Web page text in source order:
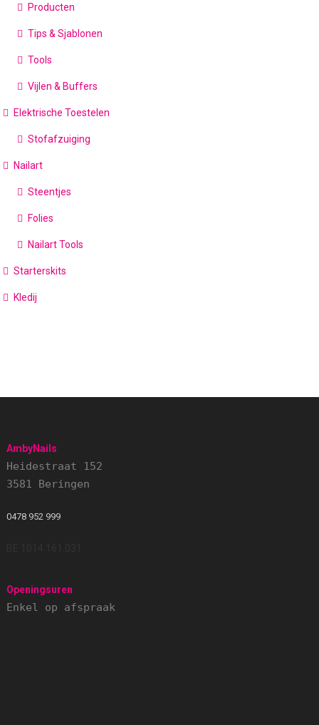
Producten
Tips & Sjablonen
Tools
Vijlen & Buffers
Elektrische Toestelen
Stofafzuiging
Nailart
Steentjes
Folies
Nailart Tools
Starterskits
Kledij
AmbyNails
Heidestraat 152
3581 Beringen
0478 952 999
Openingsuren
Enkel op afspraak